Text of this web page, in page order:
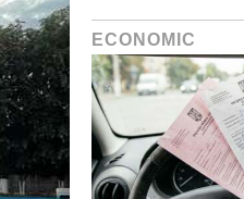
ECONOMIC